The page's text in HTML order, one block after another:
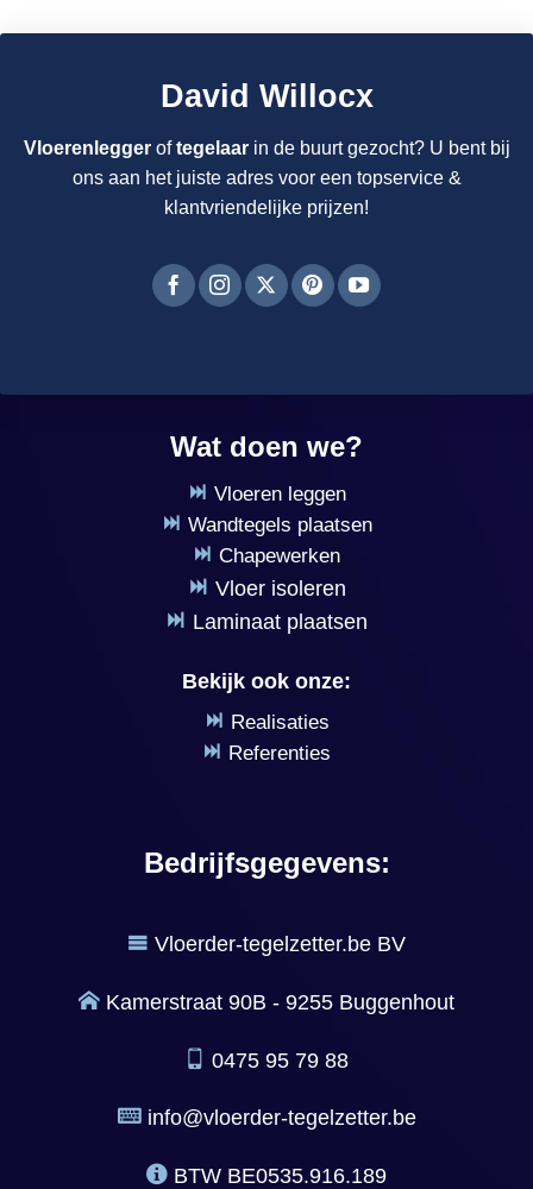
David Willocx
Vloerenleggeroftegelaarin de buurt gezocht? U bent bij
ons aan het juiste adres voor een topservice &
klantvriendelijke prijzen!
Wat doen we?
Vloeren leggen
Wandtegels plaatsen
Chapewerken
Vloer isoleren
Laminaat plaatsen
Bekijk ook onze:
Realisaties
Referenties
Bedrijfsgegevens:
Vloerder-tegelzetter.be BV
Kamerstraat 90B - 9255 Buggenhout
0475 95 79 88
info@vloerder-tegelzetter.be
BTW BE0535.916.189